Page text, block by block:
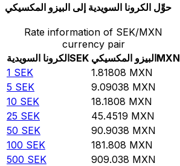
حوِّل الكرونا السويدية إلى البيزو المكسيكي
Rate information of SEK/MXN
currency pair
الكرونا السويديةSEK البيزو المكسيكيMXN
1 SEK 1.81808 MXN
5 SEK 9.09038 MXN
10 SEK 18.1808 MXN
25 SEK 45.4519 MXN
50 SEK 90.9038 MXN
100 SEK 181.808 MXN
500 SEK 909.038 MXN